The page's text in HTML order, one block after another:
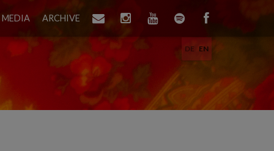
DE EN
MEDIA ARCHIVE